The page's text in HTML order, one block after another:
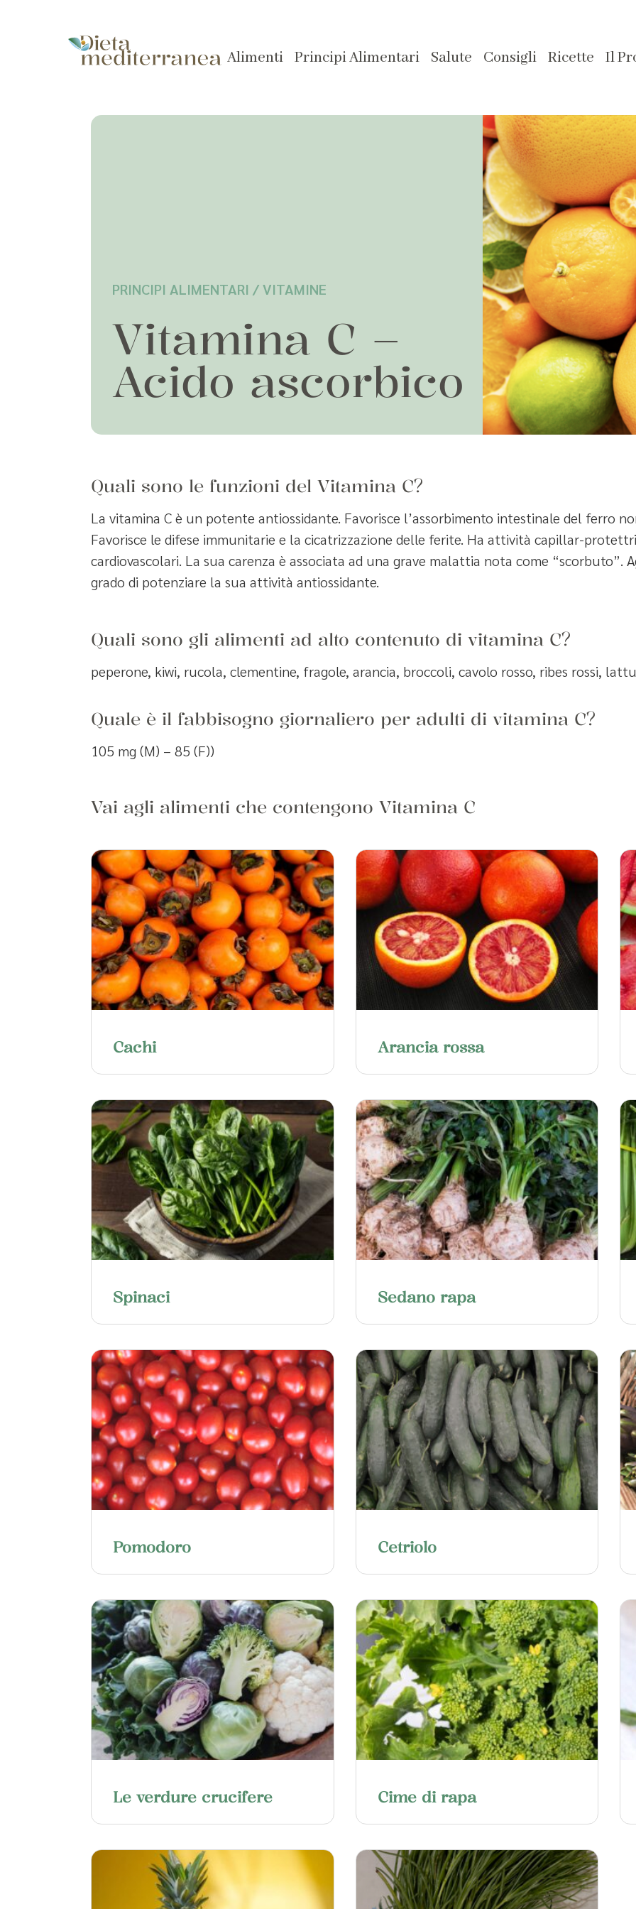
Alimenti Principi Alimentari Salute Consigli Ricette Il
PRINCIPI ALIMENTARI /VITAMINE
Vitamina C –
Acido ascorbico
Quali sono le funzioni del Vitamina C?
La vitamina C è un potente antiossidante. Favorisce l’assorbimento intestinale del ferro
Favorisce le difese immunitarie e la cicatrizzazione delle ferite. Ha attività capillar-
cardiovascolari. La sua carenza è associata ad una grave malattia nota come “scorbuto”.
grado di potenziare la sua attività antiossidante.
Quali sono gli alimenti ad alto contenuto di vitamina C?
peperone, kiwi, rucola, clementine, fragole, arancia, broccoli, cavolo rosso, ribes rossi,
Quale è il fabbisogno giornaliero per adulti di vitamina C?
105 mg (M) – 85 (F))
Vai agli alimenti che contengono Vitamina C
Cachi Arancia rossa
Spinaci Sedano rapa
Pomodoro Cetriolo
Le verdure crucifere Cime di rapa